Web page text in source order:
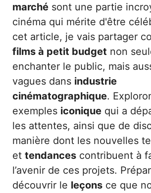
marché sont une partie
cinéma qui mérite d'être
cet article, je vais partager
films à petit budget non
enchanter le public, mais
vagues dans industrie
cinématographique.
exemples iconique qui a
les attentes, ainsi que de
manière dont les nouvelles
et tendances contribuent à
l’avenir de ces projets.
découvrir le leçons ce que